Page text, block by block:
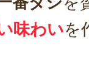
味わいを